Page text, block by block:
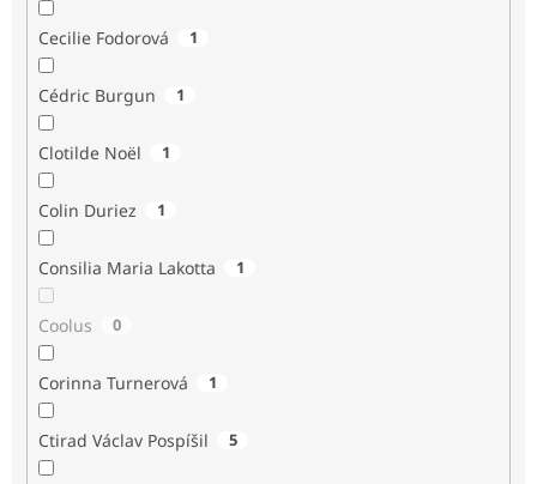
Cecilie Fodorová 1
Cédric Burgun 1
Clotilde Noël 1
Colin Duriez 1
Consilia Maria Lakotta 1
Coolus 0
Corinna Turnerová 1
Ctirad Václav Pospíšil 5